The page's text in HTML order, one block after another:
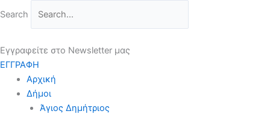
στο
Search
Εγγραφείτε στο Newsletter μας
ΕΓΓΡΑΦΗ
Αρχική
Δήμοι
Άγιος Δημήτριος